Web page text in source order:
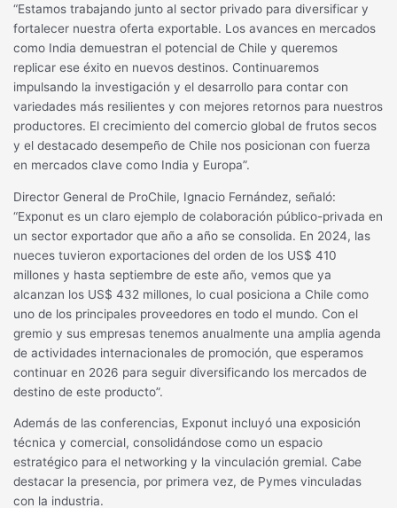
“Estamos trabajando junto al sector privado para diversificar y
fortalecer nuestra oferta exportable. Los avances en mercados
como India demuestran el potencial de Chile y queremos
replicar ese éxito en nuevos destinos. Continuaremos
impulsando la investigación y el desarrollo para contar con
variedades más resilientes y con mejores retornos para nuestros
productores. El crecimiento del comercio global de frutos secos
y el destacado desempeño de Chile nos posicionan con fuerza
en mercados clave como India y Europa”.
Director General de ProChile, Ignacio Fernández, señaló:
“Exponut es un claro ejemplo de colaboración público-privada en
un sector exportador que año a año se consolida. En 2024, las
nueces tuvieron exportaciones del orden de los US$ 410
millones y hasta septiembre de este año, vemos que ya
alcanzan los US$ 432 millones, lo cual posiciona a Chile como
uno de los principales proveedores en todo el mundo. Con el
gremio y sus empresas tenemos anualmente una amplia agenda
de actividades internacionales de promoción, que esperamos
continuar en 2026 para seguir diversificando los mercados de
destino de este producto”.
Además de las conferencias, Exponut incluyó una exposición
técnica y comercial, consolidándose como un espacio
estratégico para el networking y la vinculación gremial. Cabe
destacar la presencia, por primera vez, de Pymes vinculadas
con la industria.